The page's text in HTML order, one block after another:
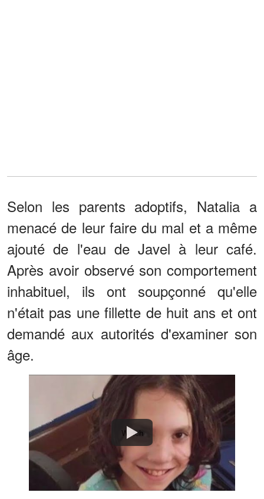
Selon les parents adoptifs, Natalia a
menacé de leur faire du mal et a même
ajouté de l'eau de Javel à leur café.
Après avoir observé son comportement
inhabituel, ils ont soupçonné qu'elle
n'était pas une fillette de huit ans et ont
demandé aux autorités d'examiner son
âge.
Watch